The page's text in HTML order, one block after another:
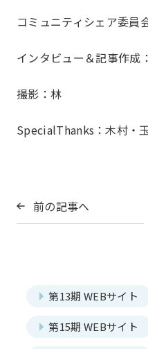
コミュニティシェア委員
インタビュー＆記事作成
撮影：林
SpecialThanks：木村・
前の記事へ
第13期 WEBサイト
第15期 WEBサイト